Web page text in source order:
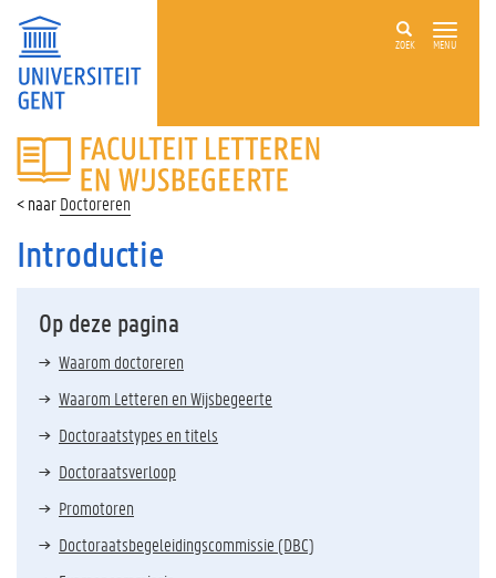
ZOEK MENU
FACULTEIT
LETTEREN
WIJSBEGEERTE
Doctoreren
Introductie
Op deze pagina
Waarom doctoreren
Waarom Letteren en Wijsbegeerte
Doctoraatstypes en titels
Doctoraatsverloop
Promotoren
Doctoraatsbegeleidingscommissie (DBC)